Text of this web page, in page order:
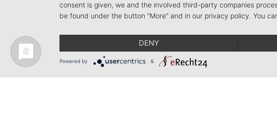
Telefon +49 (0)7661 - 973 900-0 | E-Mail:
consent is given, we and the involved third-party companies
be found under the button "More" and in our privacy policy. You
DENY
Powered by &